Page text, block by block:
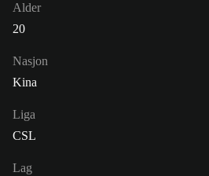
Alder
20
Nasjon
Kina
Liga
CSL
Lag